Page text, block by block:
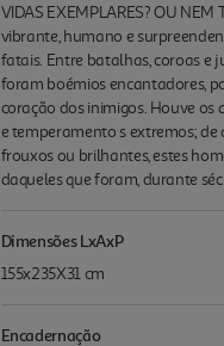
VIDAS EXEMPLARES? OU
vibrante, humano e
fatais. Entre batalhas, coroas e
foram boémios encantadores,
coração dos inimigos. Houve
e temperamento s extremos; de
frouxos ou brilhantes, estes
daqueles que foram, durante
Dimensões LxAxP
155x235X31 cm
Encadernação